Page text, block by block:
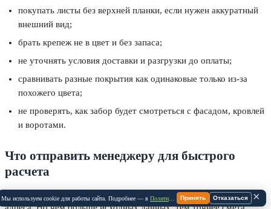
покупать листы без верхней планки, если нужен аккуратный
внешний вид;
брать крепеж не в цвет и без запаса;
не уточнять условия доставки и разгрузки до оплаты;
сравнивать разные покрытия как одинаковые только из-за
похожего цвета;
не проверять, как забор будет смотреться с фасадом, кровлей
и воротами.
Что отправить менеджеру для быстрого
расчета
Для первичного расчета достаточно периметра, высоты и
×
Мы используем cookie для работы сайта. Подробнее — в Политике Cookie .
Принять Отказаться